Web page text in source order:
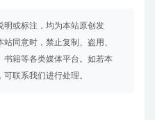
明或标注，均为本站原创发
同意时，禁止复制、盗用、
书籍等各类媒体平台。如若本
联系我们进行处理。